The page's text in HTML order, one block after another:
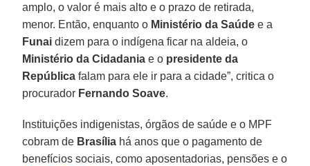
amplo, o valor é mais alto e o prazo de retirada,
menor. Então, enquanto o Ministério da Saúdee a
Funai dizem para o indígena ficar na aldeia, o
Ministério da Cidadania e o presidente da
República falam para ele ir para a cidade”, critica o
procurador Fernando Soave.
Instituições indigenistas, órgãos de saúde e o MPF
cobram de Brasília há anos que o pagamento de
benefícios sociais, como aposentadorias, pensões e o